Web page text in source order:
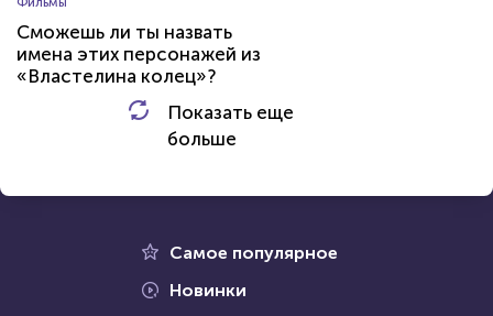
Вы оптимист или пессимист?
Пройти тест
Сможешь ли ты назвать
имена этих персонажей из
«Властелина колец»?
HTML - код
2 января 2021
Показать еще
больше
Самое популярное
Новинки